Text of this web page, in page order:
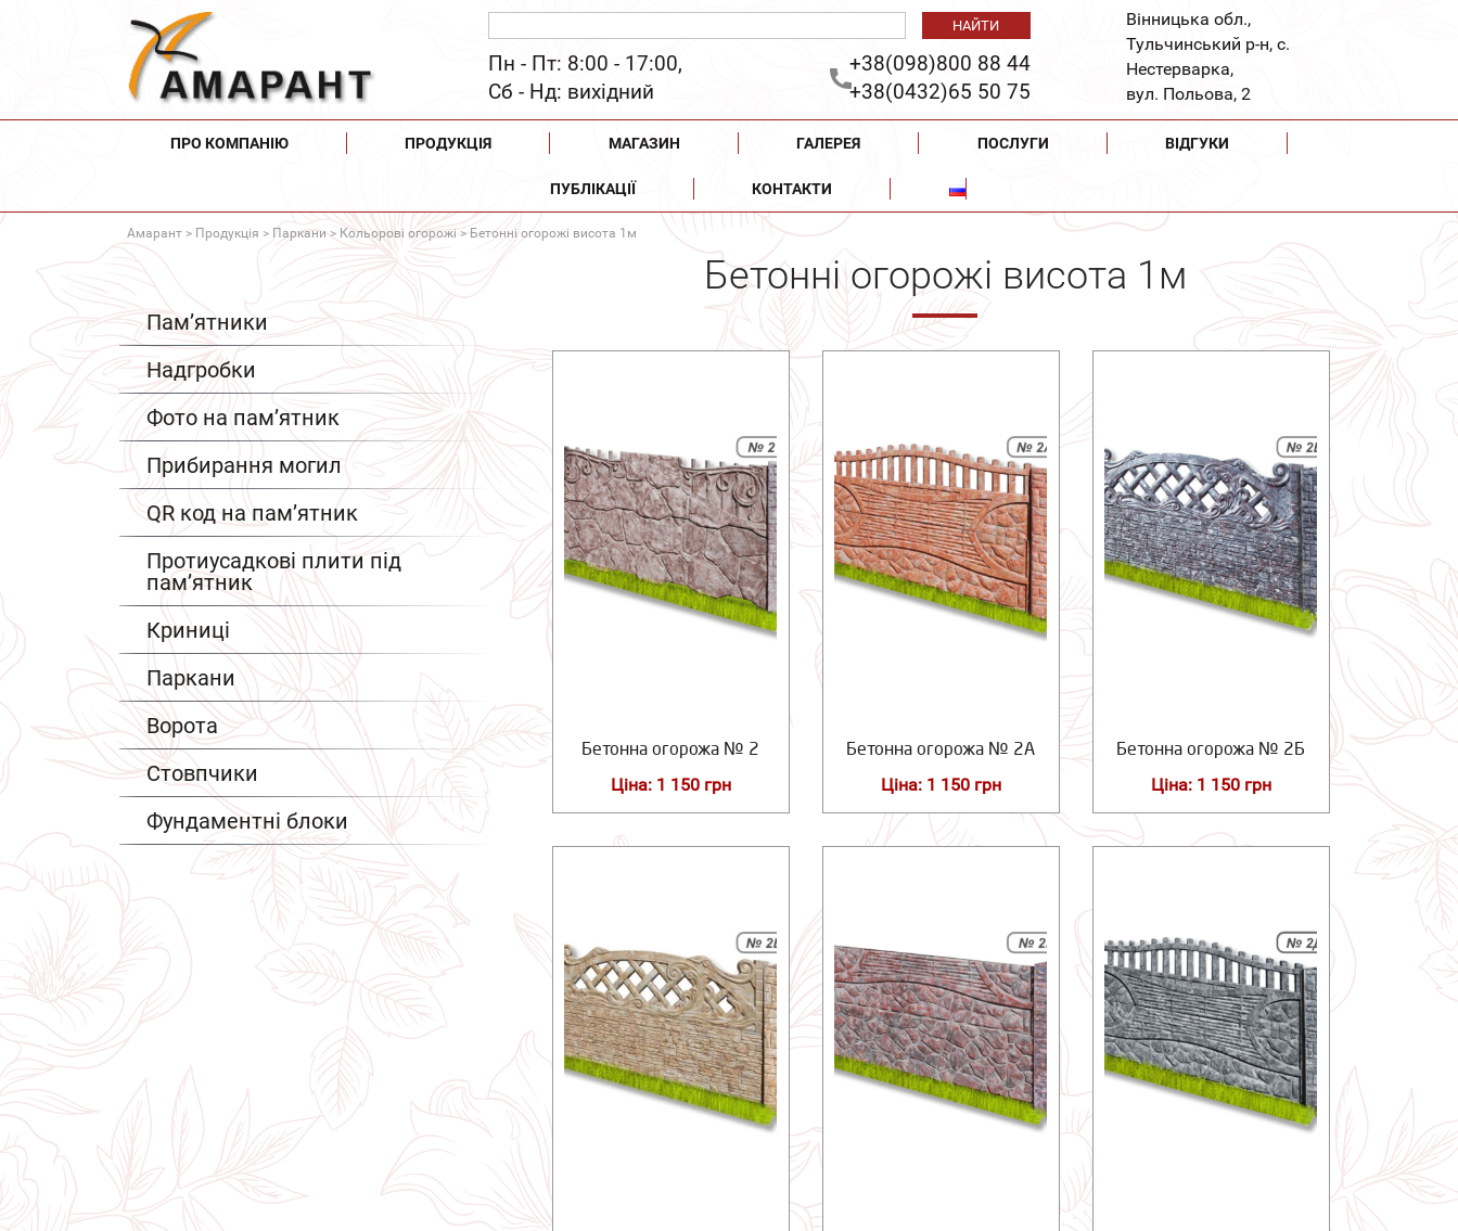
Пн - Пт: 8:00 - 17:00,
Сб - Нд: вихідний
+38(098)800 88 44
+38(0432)65 50 75
Вінницька обл.,
Тульчинський р-н, с.
Нестерварка,
вул. Польова, 2
ПРО КОМПАНІЮ ПРОДУКЦІЯ МАГАЗИН ГАЛЕРЕЯ ПОСЛУГИ ВІДГУКИ
ПУБЛІКАЦІЇ КОНТАКТИ
Амарант > Продукція > Паркани > Кольорові огорожі > Бетонні огорожі висота 1м
Пам’ятники
Надгробки
Фото на пам’ятник
Прибирання могил
QR код на пам’ятник
Протиусадкові плити під
пам’ятник
Криниці
Паркани
Ворота
Стовпчики
Фундаментні блоки
Бетонні огорожі висота 1м
Бетонна огорожа № 2
Ціна: 1 150 грн
Бетонна огорожа № 2А
Ціна: 1 150 грн
Бетонна огорожа № 2Б
Ціна: 1 150 грн